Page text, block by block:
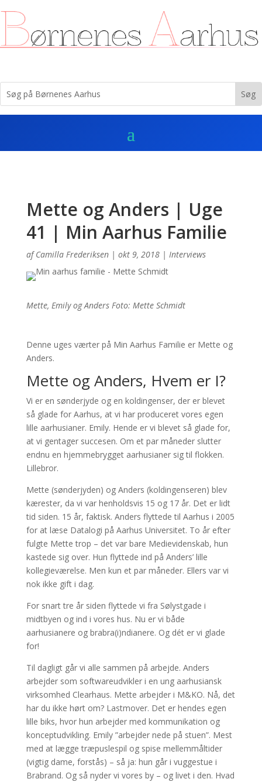
Mette og Anders | Uge
41 | Min Aarhus Familie
afCamilla Frederiksen| okt 9, 2018| Interviews
Mette, Emily og Anders Foto: Mette Schmidt
Denne uges værter på Min Aarhus Familie er Mette og
Anders.
Mette og Anders, Hvem er I?
Vi er en sønderjyde og en koldingenser, der er blevet
så glade for Aarhus, at vi har produceret vores egen
lille aarhusianer. Emily. Hende er vi blevet så glade for,
at vi gentager succesen. Om et par måneder slutter
endnu en hjemmebrygget aarhusianer sig til flokken.
Lillebror.
Mette (sønderjyden) og Anders (koldingenseren) blev
kærester, da vi var henholdsvis 15 og 17 år. Det er lidt
tid siden. 15 år, faktisk. Anders flyttede til Aarhus i 2005
for at læse Datalogi på Aarhus Universitet. To år efter
fulgte Mette trop – det var bare Medievidenskab, hun
kastede sig over. Hun flyttede ind på Anders’ lille
kollegieværelse. Men kun et par måneder. Ellers var vi
nok ikke gift i dag.
For snart tre år siden flyttede vi fra Sølystgade i
midtbyen og ind i vores hus. Nu er vi både
aarhusianere og brabra(i)ndianere. Og dét er vi glade
for!
Til dagligt går vi alle sammen på arbejde. Anders
arbejder som softwareudvikler i en ung aarhusiansk
virksomhed Clearhaus. Mette arbejder i M&KO. Nå, det
har du ikke hørt om? Lastmover. Det er hendes egen
lille biks, hvor hun arbejder med kommunikation og
konceptudvikling. Emily ”arbejder nede på stuen”. Mest
med at lægge træpuslespil og spise mellemmåltider
(vigtig dame, forstås) – så ja: hun går i vuggestue i
Brabrand. Og så nyder vi vores by – og livet i den. Hvad